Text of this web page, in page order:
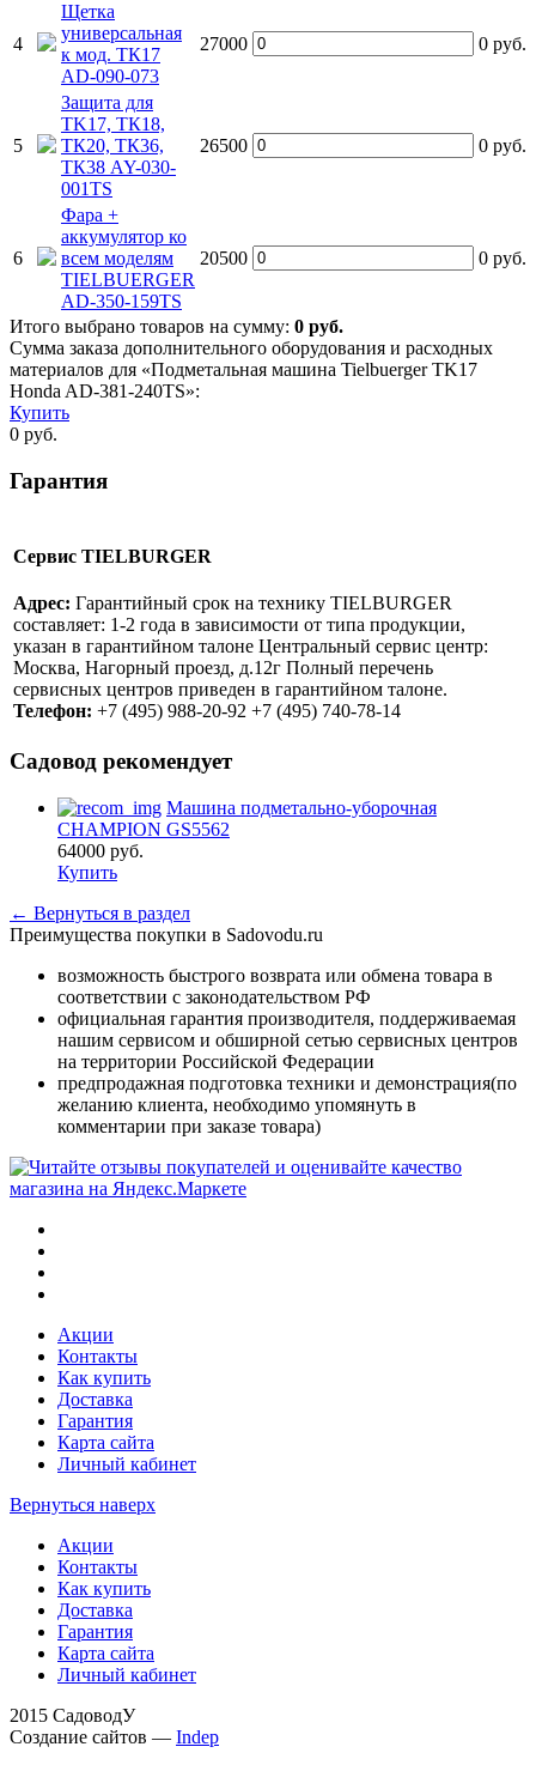
4
Щетка
универсальная
к мод. ТК17
AD-090-073
27000 0 руб.
5
Защита для
TK17, ТК18,
ТК20, ТК36,
ТК38 AY-030-
001TS
26500 0 руб.
6
Фара +
аккумулятор ко
всем моделям
TIELBUERGER
AD-350-159TS
20500 0 руб.
Итого выбрано товаров на сумму: 0 руб.
Сумма заказа дополнительного оборудования и расходных
материалов для «Подметальная машина Tielbuerger TK17
Honda AD-381-240TS»:
Купить
0 руб.
Гарантия
Сервис TIELBURGER
Адрес: Гарантийный срок на технику TIELBURGER
составляет: 1-2 года в зависимости от типа продукции,
указан в гарантийном талоне Центральный сервис центр:
Москва, Нагорный проезд, д.12г Полный перечень
сервисных центров приведен в гарантийном талоне.
Телефон: +7 (495) 988-20-92 +7 (495) 740-78-14
Садовод рекомендует
Машина подметально-уборочная
CHAMPION GS5562
64000 руб.
Купить
← Вернуться в раздел
Преимущества покупки в Sadovodu.ru
возможность быстрого возврата или обмена товара в
соответствии с законодательством РФ
официальная гарантия производителя, поддерживаемая
нашим сервисом и обширной сетью сервисных центров
на территории Российской Федерации
предпродажная подготовка техники и демонстрация(по
желанию клиента, необходимо упомянуть в
комментарии при заказе товара)
Акции
Контакты
Как купить
Доставка
Гарантия
Карта сайта
Личный кабинет
Вернуться наверх
Акции
Контакты
Как купить
Доставка
Гарантия
Карта сайта
Личный кабинет
2015 СадоводУ
Создание сайтов — Indep